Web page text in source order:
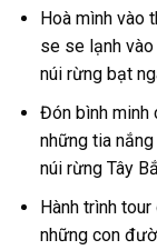
Hoà mình vào
se se lạnh
núi rừng bạt
Đón bình minh
những tia
núi rừng Tây
Hành trình tour
những con